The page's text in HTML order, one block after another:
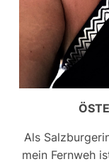
Als
mein Fernweh